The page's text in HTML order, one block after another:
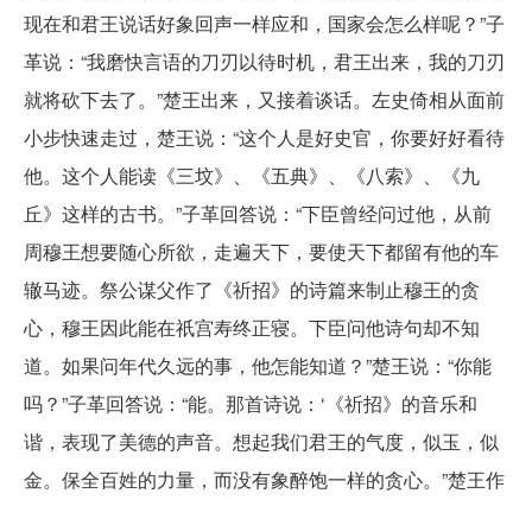
现在和君王说话好象回声一样应和，国家会怎么样呢？”子
革说：“我磨快言语的刀刃以待时机，君王出来，我的刀刃
就将砍下去了。”楚王出来，又接着谈话。左史倚相从面前
小步快速走过，楚王说：“这个人是好史官，你要好好看待
他。这个人能读《三坟》、《五典》、《八索》、《九
丘》这样的古书。”子革回答说：“下臣曾经问过他，从前
周穆王想要随心所欲，走遍天下，要使天下都留有他的车
辙马迹。祭公谋父作了《祈招》的诗篇来制止穆王的贪
心，穆王因此能在祇宫寿终正寝。下臣问他诗句却不知
道。如果问年代久远的事，他怎能知道？”楚王说：“你能
吗？”子革回答说：“能。那首诗说：‘《祈招》的音乐和
谐，表现了美德的声音。想起我们君王的气度，似玉，似
金。保全百姓的力量，而没有象醉饱一样的贪心。”楚王作